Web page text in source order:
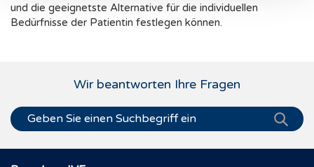
und die geeignetste Alternative für die individuellen
Bedürfnisse der Patientin festlegen können.
Wir beantworten Ihre Fragen